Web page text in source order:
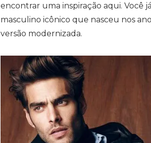
encontrar uma inspiração aqui. Você
masculino icônico que nasceu nos
versão modernizada.